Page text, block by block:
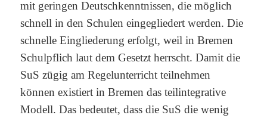
mit geringen Deutschkenntnissen, die möglich
schnell in den Schulen eingegliedert werden. Die
schnelle Eingliederung erfolgt, weil in Bremen
Schulpflich laut dem Gesetzt herrscht. Damit die
SuS zügig am Regelunterricht teilnehmen
können existiert in Bremen das teilintegrative
Modell. Das bedeutet, dass die SuS die wenig